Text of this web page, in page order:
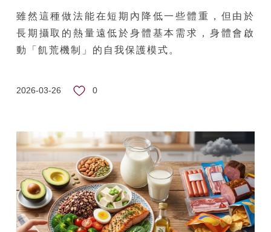
雖然這種做法能在短期內降低一些體重，但由於
長期攝取的熱量遠低於身體基本需求，身體會啟
動「飢荒機制」的自我保護模式。
2026-03-26 0